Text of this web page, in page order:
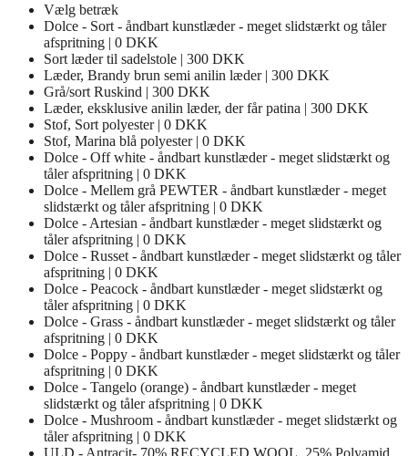
Vælg betræk
Dolce - Sort - åndbart kunstlæder - meget slidstærkt og tåler
afspritning | 0 DKK
Sort læder til sadelstole | 300 DKK
Læder, Brandy brun semi anilin læder | 300 DKK
Grå/sort Ruskind | 300 DKK
Læder, eksklusive anilin læder, der får patina | 300 DKK
Stof, Sort polyester | 0 DKK
Stof, Marina blå polyester | 0 DKK
Dolce - Off white - åndbart kunstlæder - meget slidstærkt og
tåler afspritning | 0 DKK
Dolce - Mellem grå PEWTER - åndbart kunstlæder - meget
slidstærkt og tåler afspritning | 0 DKK
Dolce - Artesian - åndbart kunstlæder - meget slidstærkt og
tåler afspritning | 0 DKK
Dolce - Russet - åndbart kunstlæder - meget slidstærkt og tåler
afspritning | 0 DKK
Dolce - Peacock - åndbart kunstlæder - meget slidstærkt og
tåler afspritning | 0 DKK
Dolce - Grass - åndbart kunstlæder - meget slidstærkt og tåler
afspritning | 0 DKK
Dolce - Poppy - åndbart kunstlæder - meget slidstærkt og tåler
afspritning | 0 DKK
Dolce - Tangelo (orange) - åndbart kunstlæder - meget
slidstærkt og tåler afspritning | 0 DKK
Dolce - Mushroom - åndbart kunstlæder - meget slidstærkt og
tåler afspritning | 0 DKK
ULD - Antracit- 70% RECYCLED WOOL, 25% Polyamid,